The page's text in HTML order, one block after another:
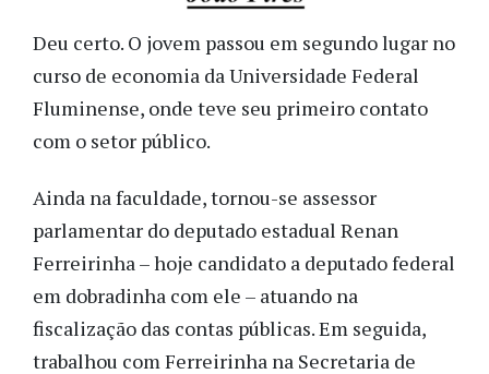
Deu certo. O jovem passou em segundo lugar no
curso de economia da Universidade Federal
Fluminense, onde teve seu primeiro contato
com o setor público.
Ainda na faculdade, tornou-se assessor
parlamentar do deputado estadual Renan
Ferreirinha – hoje candidato a deputado federal
em dobradinha com ele – atuando na
fiscalização das contas públicas. Em seguida,
trabalhou com Ferreirinha na Secretaria de